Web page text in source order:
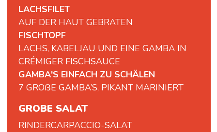
LACHSFILET
AUF DER HAUT GEBRATEN
FISCHTOPF
LACHS, KABELJAU UND EINE GAMBA IN
CRÉMIGER FISCHSAUCE
GAMBA'S EINFACH ZU SCHÄLEN
7 GROßE GAMBA’S, PIKANT MARINIERT
GROBE SALAT
RINDERCARPACCIO-SALAT